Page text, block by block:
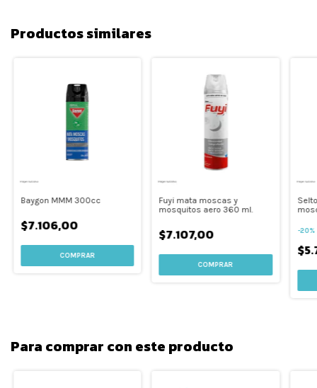
Productos similares
Baygon MMM 300cc
$7.106,00
Fuyi mata moscas y
mosquitos aero 360 ml.
$7.107,00 -20%
Para comprar con este producto